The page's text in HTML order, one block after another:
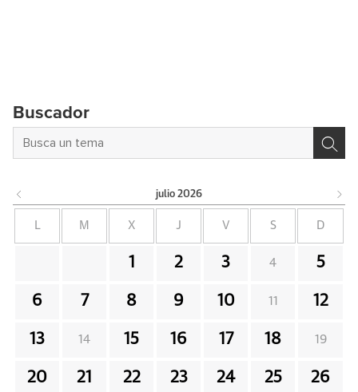
Buscador
julio 2026
M X J V S D
1 2 3 4 5
6 7 8 9 10 11 12
13 14 15 16 17 18 19
20 21 22 23 24 25 26